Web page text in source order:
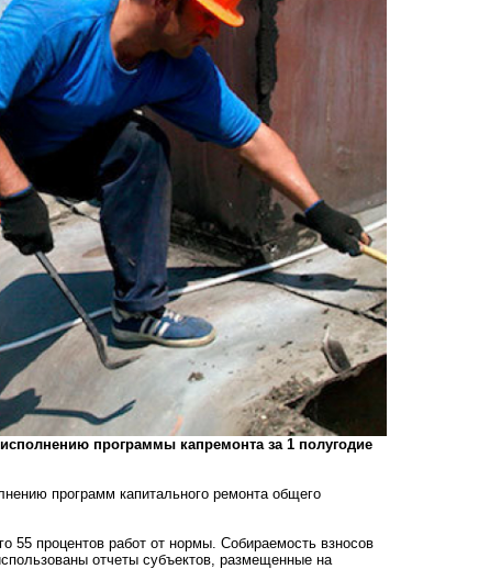
программы капремонта за 1 полугодие
программ капитального ремонта общего
55 процентов работ от нормы. Собираемость взносов
отчеты субъектов, размещенные на